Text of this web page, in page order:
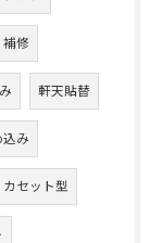
補修
軒天貼替
み
カセット型